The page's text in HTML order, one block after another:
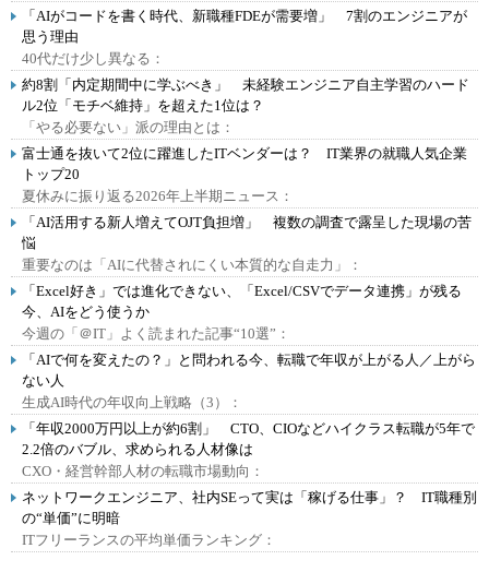
「AIがコードを書く時代、新職種FDEが需要増」 7割のエンジニアが
思う理由
40代だけ少し異なる：
約8割「内定期間中に学ぶべき」 未経験エンジニア自主学習のハード
ル2位「モチベ維持」を超えた1位は？
「やる必要ない」派の理由とは：
富士通を抜いて2位に躍進したITベンダーは？ IT業界の就職人気企業
トップ20
夏休みに振り返る2026年上半期ニュース：
「AI活用する新人増えてOJT負担増」 複数の調査で露呈した現場の苦
悩
重要なのは「AIに代替されにくい本質的な自走力」：
「Excel好き」では進化できない、「Excel/CSVでデータ連携」が残る
今、AIをどう使うか
今週の「＠IT」よく読まれた記事“10選”：
「AIで何を変えたの？」と問われる今、転職で年収が上がる人／上がら
ない人
生成AI時代の年収向上戦略（3）：
「年収2000万円以上が約6割」 CTO、CIOなどハイクラス転職が5年で
2.2倍のバブル、求められる人材像は
CXO・経営幹部人材の転職市場動向：
ネットワークエンジニア、社内SEって実は「稼げる仕事」？ IT職種別
の“単価”に明暗
ITフリーランスの平均単価ランキング：